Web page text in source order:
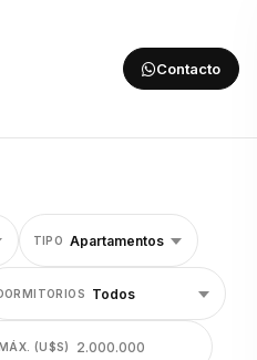
Contacto
TIPO
(U$S)